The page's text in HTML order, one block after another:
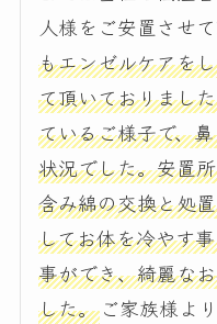
人様をご安置させ
もエンゼルケアを
て頂いておりまし
ているご様子で、
状況でした。安置
含み綿の交換と処
してお体を冷やす
事ができ、綺麗な
した。 ご家族様よ